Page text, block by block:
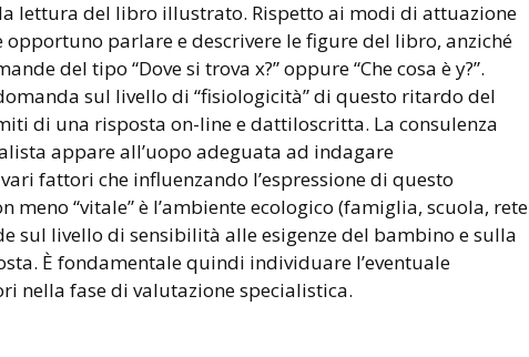
lettura del libro illustrato. Rispetto ai modi di attuazione
parlare e descrivere le figure del libro, anziché
del tipo “Dove si trova x?” oppure “Che cosa è y?”.
sul livello di “fisiologicità” di questo ritardo del
di una risposta on-line e dattiloscritta. La consulenza
appare all’uopo adeguata ad indagare
fattori che influenzando l’espressione di questo
meno “vitale” è l’ambiente ecologico (famiglia, scuola, rete
sul livello di sensibilità alle esigenze del bambino e sulla
È fondamentale quindi individuare l’eventuale
nella fase di valutazione specialistica.